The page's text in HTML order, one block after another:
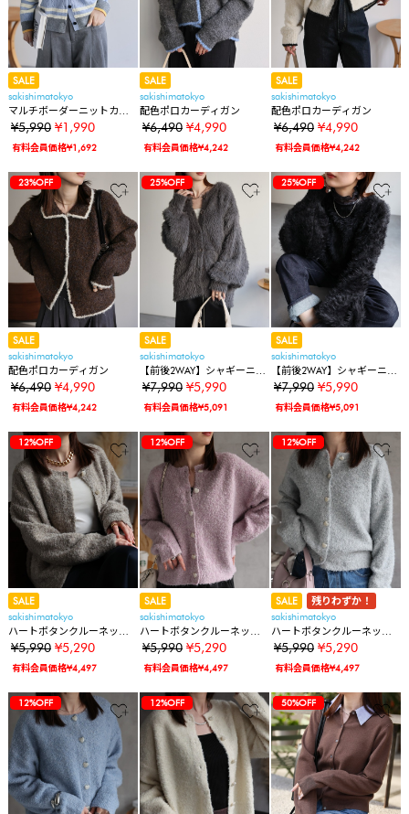
SALE
sakishimatokyo
マルチボーダーニットカー
ディガン
¥5,990 ¥1,990
有料会員価格¥1,692
SALE
sakishimatokyo
配色ポロカーディガン
¥6,490 ¥4,990
有料会員価格¥4,242
SALE
sakishimatokyo
配色ポロカーディガン
¥6,490 ¥4,990
有料会員価格¥4,242
23%OFF
SALE
sakishimatokyo
配色ポロカーディガン
¥6,490 ¥4,990
有料会員価格¥4,242
25%OFF
SALE
sakishimatokyo
【前後2WAY】シャギーニッ
トカーディガン/ルーズトッ
プス
¥7,990 ¥5,990
有料会員価格¥5,091
25%OFF
SALE
sakishimatokyo
【前後2WAY】シャギーニッ
トカーディガン/ルーズトッ
プス
¥7,990 ¥5,990
有料会員価格¥5,091
12%OFF
SALE
sakishimatokyo
ハートボタンクルーネック
ニットカーディガン
¥5,990 ¥5,290
有料会員価格¥4,497
12%OFF
SALE
sakishimatokyo
ハートボタンクルーネック
ニットカーディガン
¥5,990 ¥5,290
有料会員価格¥4,497
12%OFF
12%OFF
SALE
残りわずか！
sakishimatokyo
ハートボタンクルーネック
ニットカーディガン
¥5,990 ¥5,290
有料会員価格¥4,497
12%OFF
12%OFF
12%OFF 12%OFF
12%OFF
12%OFF
12%OFF 12%OFF
12%OFF
12%OFF
12%OFF
50%OFF